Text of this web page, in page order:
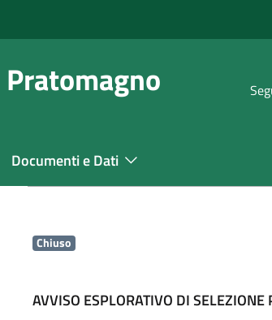
Documenti e Dati
Chiuso
AVVISO ESPLORATIVO DI